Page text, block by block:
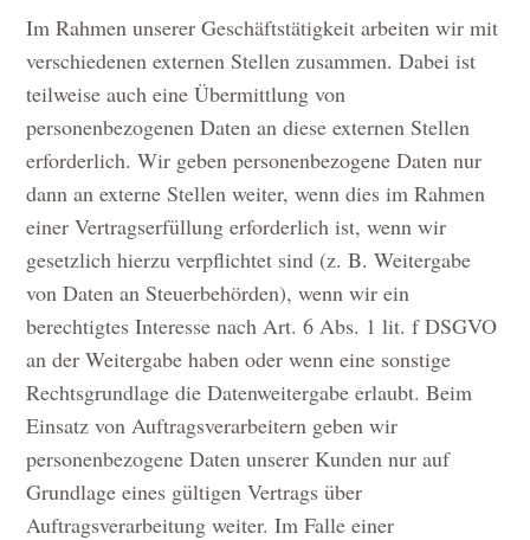
Im Rahmen unserer Geschäftstätigkeit arbeiten wir mit
verschiedenen externen Stellen zusammen. Dabei ist
teilweise auch eine Übermittlung von
personenbezogenen Daten an diese externen Stellen
erforderlich. Wir geben personenbezogene Daten nur
dann an externe Stellen weiter, wenn dies im Rahmen
einer Vertragserfüllung erforderlich ist, wenn wir
gesetzlich hierzu verpflichtet sind (z. B. Weitergabe
von Daten an Steuerbehörden), wenn wir ein
berechtigtes Interesse nach Art. 6 Abs. 1 lit. f DSGVO
an der Weitergabe haben oder wenn eine sonstige
Rechtsgrundlage die Datenweitergabe erlaubt. Beim
Einsatz von Auftragsverarbeitern geben wir
personenbezogene Daten unserer Kunden nur auf
Grundlage eines gültigen Vertrags über
Auftragsverarbeitung weiter. Im Falle einer